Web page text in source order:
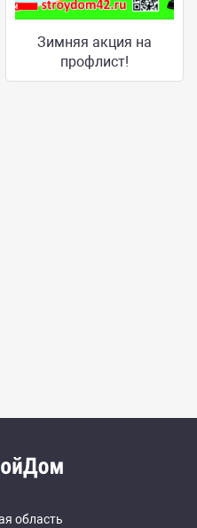
Зимняя акция на
профлист!
область